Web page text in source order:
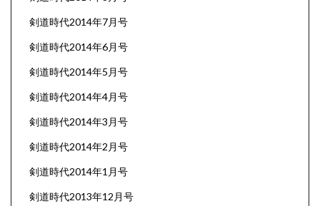
剣道時代2014年7月号
剣道時代2014年6月号
剣道時代2014年5月号
剣道時代2014年4月号
剣道時代2014年3月号
剣道時代2014年2月号
剣道時代2014年1月号
剣道時代2013年12月号